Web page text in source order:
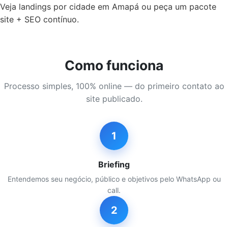
Veja landings por cidade em Amapá ou peça um pacote
site + SEO contínuo.
Como funciona
Processo simples, 100% online — do primeiro contato ao
site publicado.
1
Briefing
Entendemos seu negócio, público e objetivos pelo WhatsApp ou
call.
2